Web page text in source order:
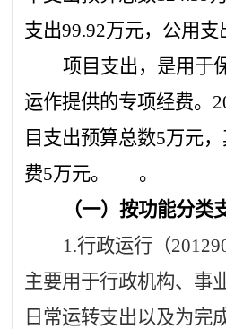
支出99.92万元，公用支
项目支出，是用于
运作提供的专项经费。
目支出预算总数5万元，
费5万元。
。
（一）按功能分类
1.行政运行（201 29
主要用于行政机构、事
日常运转支出以及为完